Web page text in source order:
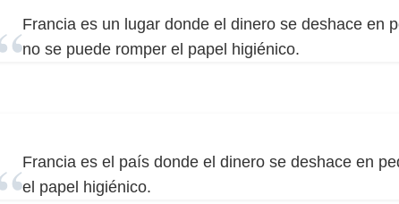
Francia es un lugar donde el dinero se deshace en
no se puede romper el papel higiénico.
Francia es el país donde el dinero se deshace en
el papel higiénico.